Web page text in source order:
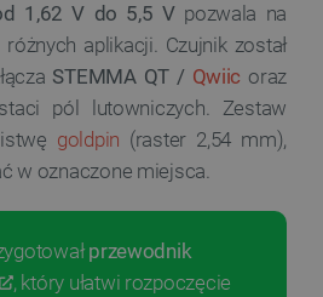
1,62 V do 5,5 Vpozwala na
aplikacji. Czujnik został
STEMMA QT / Qwiic oraz
pól lutowniczych. Zestaw
goldpin (raster 2,54 mm),
w oznaczone miejsca.
przewodnik
, który ułatwi rozpoczęcie